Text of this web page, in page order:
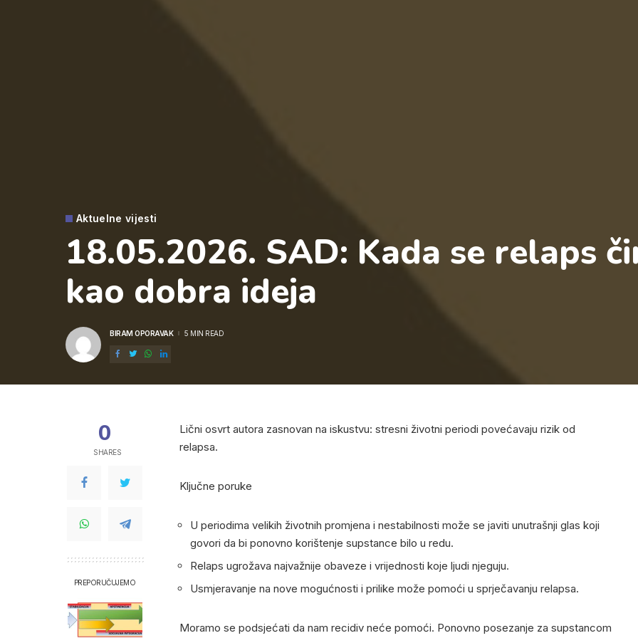
Aktuelne vijesti
18.05.2026. SAD: Kada se relaps
kao dobra ideja
POSTED
BIRAM OPORAVAK 5 MIN READ
0
SHARES
PREPORUČUJEMO
Lični osvrt autora zasnovan na iskustvu: stresni životni periodi povećavaju rizik od
relapsa.
Ključne poruke
U periodima velikih životnih promjena i nestabilnosti može se javiti unutrašnji glas koji
govori da bi ponovno korištenje supstance bilo u redu.
Relaps ugrožava najvažnije obaveze i vrijednosti koje ljudi njeguju.
Usmjeravanje na nove mogućnosti i prilike može pomoći u sprječavanju relapsa.
Moramo se podsjećati da nam recidiv neće pomoći. Ponovno posezanje za supstancom